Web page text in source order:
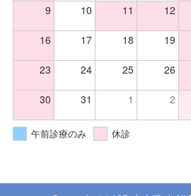
9 10 11 12
16 17 18 19
23 24 25 26
30 31 1 2
午前診療のみ 休診